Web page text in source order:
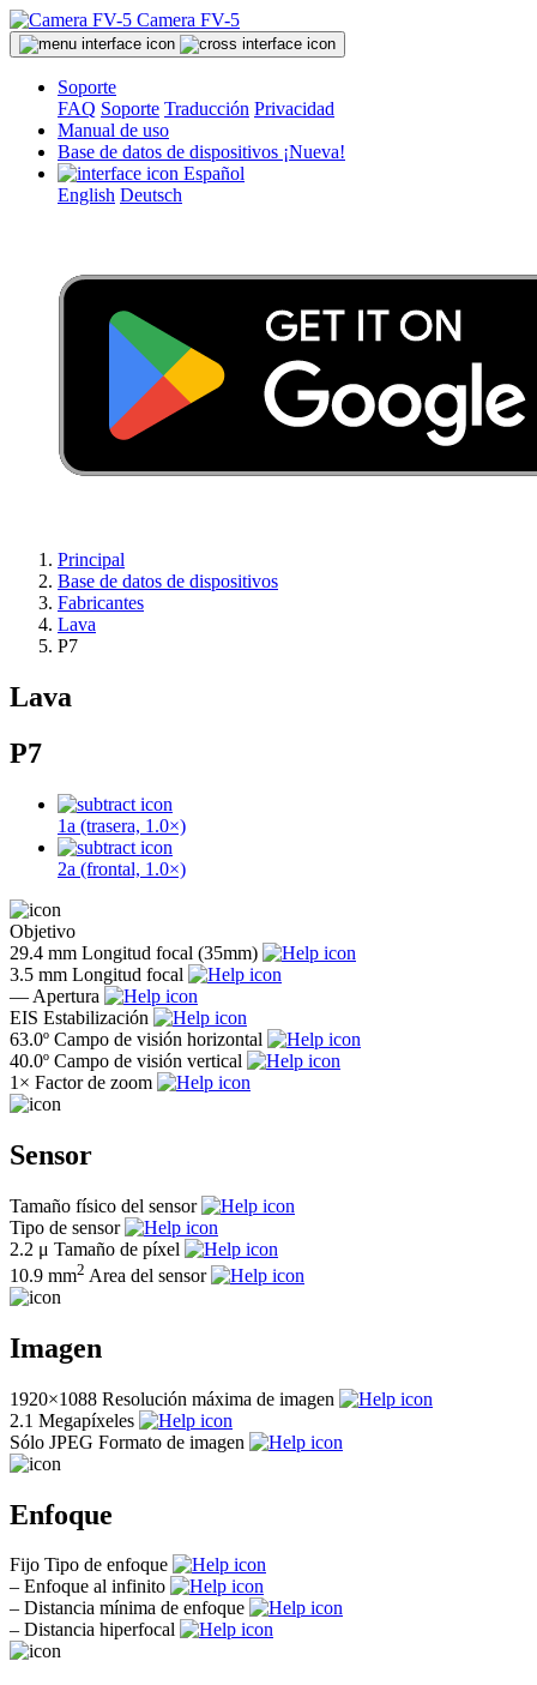
Camera FV-5
Soporte
FAQ Soporte Traducción Privacidad
Manual de uso
Base de datos de dispositivos ¡Nueva!
Español
English Deutsch
Principal
Base de datos de dispositivos
Fabricantes
Lava
P7
Lava
P7
1a (trasera, 1.0×)
2a (frontal, 1.0×)
Objetivo
29.4 mm Longitud focal (35mm)
3.5 mm Longitud focal
— Apertura
EIS Estabilización
63.0º Campo de visión horizontal
40.0º Campo de visión vertical
1× Factor de zoom
Sensor
Tamaño físico del sensor
Tipo de sensor
2.2 μ Tamaño de píxel
10.9 mm2 Area del sensor
Imagen
1920×1088 Resolución máxima de imagen
2.1 Megapíxeles
Sólo JPEG Formato de imagen
Enfoque
Fijo Tipo de enfoque
– Enfoque al infinito
– Distancia mínima de enfoque
– Distancia hiperfocal